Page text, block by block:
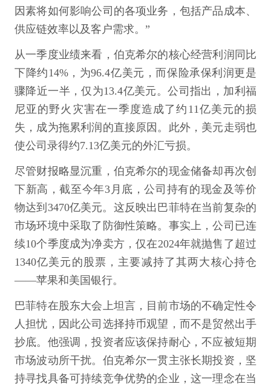
因素将如何影响公司的各项业务，包括产品成本、
供应链效率以及客户需求。”
从一季度业绩来看，伯克希尔的核心经营利润同比
下降约14%，为96.4亿美元，而保险承保利润更是
骤降近一半，仅为13.4亿美元。公司指出，加利福
尼亚的野火灾害在一季度造成了约11亿美元的损
失，成为拖累利润的直接原因。此外，美元走弱也
使公司录得约7.13亿美元的外汇亏损。
尽管财报略显沉重，伯克希尔的现金储备却再次创
下新高，截至今年3月底，公司持有的现金及等价
物达到3470亿美元。这反映出巴菲特在当前复杂的
市场环境中采取了防御性策略。事实上，公司已连
续10个季度成为净卖方，仅在2024年就抛售了超过
1340亿美元的股票，主要减持了其两大核心持仓
——苹果和美国银行。
巴菲特在股东大会上坦言，目前市场的不确定性令
人担忧，因此公司选择持币观望，而不是贸然出手
抄底。他强调，投资者应该保持耐心，不应被短期
市场波动所干扰。伯克希尔一贯主张长期投资，坚
持寻找具备可持续竞争优势的企业，这一理念在当